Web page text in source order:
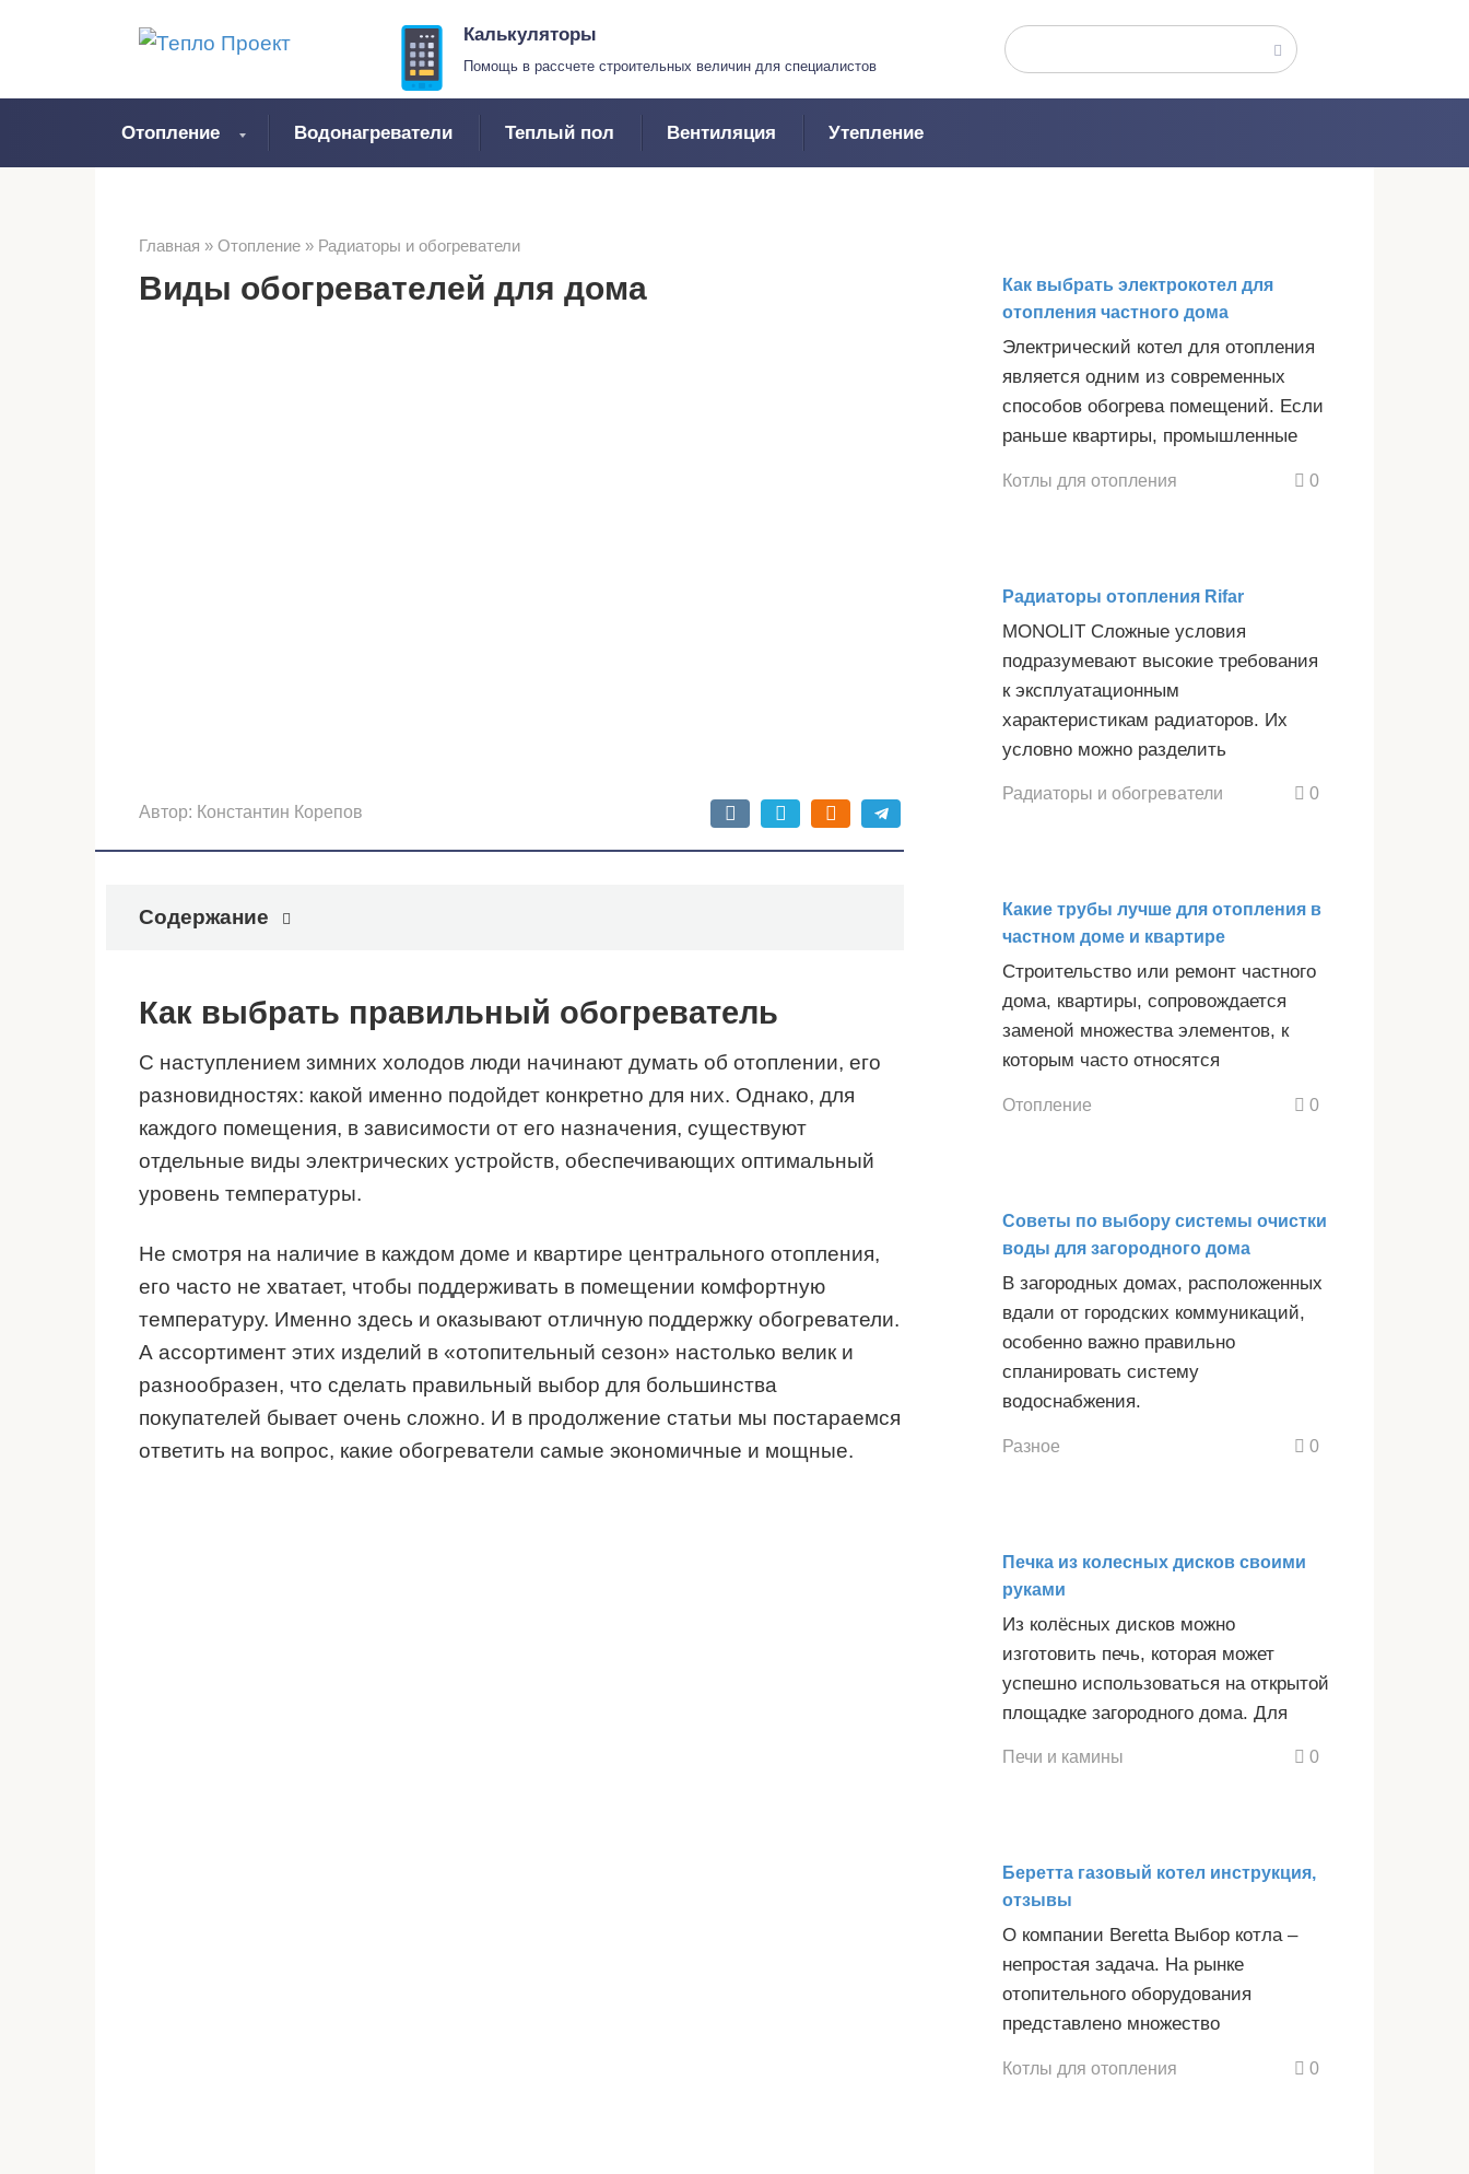
Калькуляторы
Помощь в рассчете строительных величин для специалистов
Поиск:
Отопление Водонагреватели Теплый пол Вентиляция Утепление
Главная » Отопление » Радиаторы и обогреватели
Виды обогревателей для дома
Автор: Константин Корепов
Содержание
Как выбрать правильный обогреватель
С наступлением зимних холодов люди начинают думать об отоплении, его
разновидностях: какой именно подойдет конкретно для них. Однако, для
каждого помещения, в зависимости от его назначения, существуют
отдельные виды электрических устройств, обеспечивающих оптимальный
уровень температуры.
Не смотря на наличие в каждом доме и квартире центрального отопления,
его часто не хватает, чтобы поддерживать в помещении комфортную
температуру. Именно здесь и оказывают отличную поддержку обогреватели.
А ассортимент этих изделий в «отопительный сезон» настолько велик и
разнообразен, что сделать правильный выбор для большинства
покупателей бывает очень сложно. И в продолжение статьи мы постараемся
ответить на вопрос, какие обогреватели самые экономичные и мощные.
Как выбрать электрокотел для
отопления частного дома
Электрический котел для отопления
является одним из современных
способов обогрева помещений. Если
раньше квартиры, промышленные
Котлы для отопления 0
Радиаторы отопления Rifar
MONOLIT Сложные условия
подразумевают высокие требования
к эксплуатационным
характеристикам радиаторов. Их
условно можно разделить
Радиаторы и обогреватели 0
Какие трубы лучше для отопления в
частном доме и квартире
Строительство или ремонт частного
дома, квартиры, сопровождается
заменой множества элементов, к
которым часто относятся
Отопление 0
Советы по выбору системы очистки
воды для загородного дома
В загородных домах, расположенных
вдали от городских коммуникаций,
особенно важно правильно
спланировать систему
водоснабжения.
Разное 0
Печка из колесных дисков своими
руками
Из колёсных дисков можно
изготовить печь, которая может
успешно использоваться на открытой
площадке загородного дома. Для
Печи и камины 0
Беретта газовый котел инструкция,
отзывы
О компании Beretta Выбор котла –
непростая задача. На рынке
отопительного оборудования
представлено множество
Котлы для отопления 0